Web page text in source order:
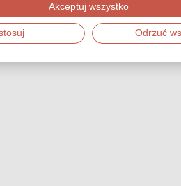
Akceptuj wszystko
Odrzuć